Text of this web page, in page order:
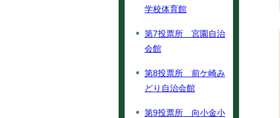
学校体育館
第7投票所 宮園自治
会館
第8投票所 前ケ崎み
どり自治会館
第9投票所 向小金小